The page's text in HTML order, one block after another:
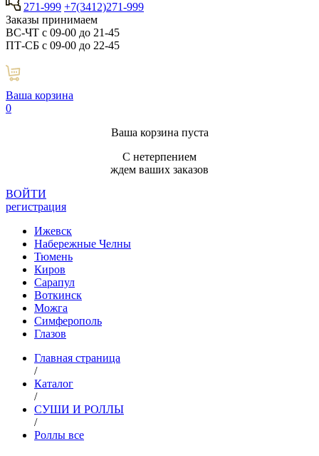
271-999 +7(3412)271-999
Заказы принимаем
ВС-ЧТ с 09-00 до 21-45
ПТ-СБ с 09-00 до 22-45
Ваша корзина
0
Ваша корзина пуста
С нетерпением
ждем ваших заказов
ВОЙТИ
регистрация
Ижевск
Набережные Челны
Тюмень
Киров
Сарапул
Воткинск
Можга
Симферополь
Глазов
Главная страница
/
Каталог
/
СУШИ И РОЛЛЫ
/
Роллы все